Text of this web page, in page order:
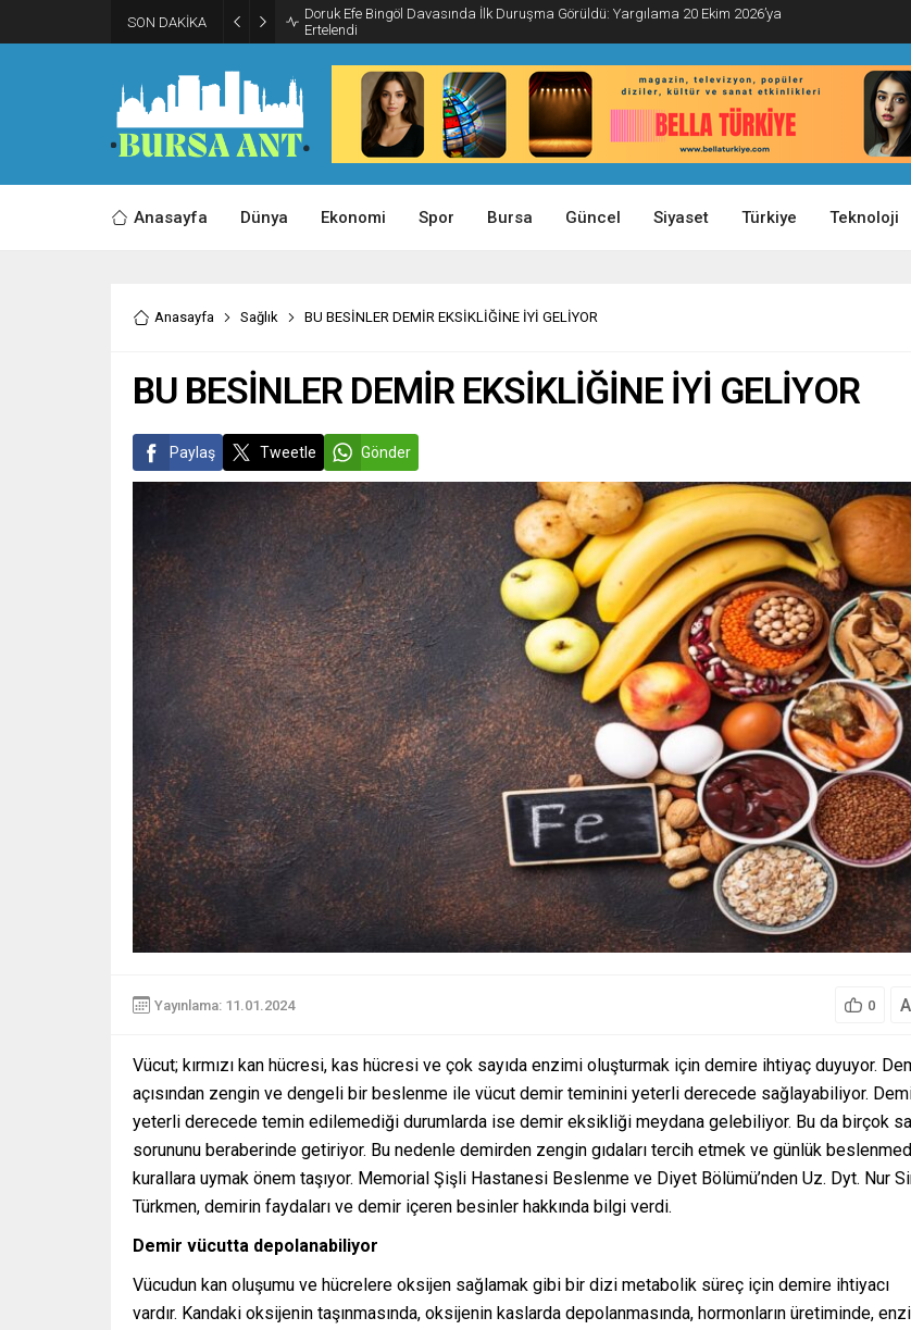
SON DAKİKA
Doruk Efe Bingöl Davasında İlk Duruşma Görüldü: Yargılama 20 Ekim 2026’ya
Ertelendi
Anasayfa Dünya Ekonomi Spor Bursa Güncel Siyaset Türkiye Teknoloji
Anasayfa Sağlık BU BESİNLER DEMİR EKSİKLİĞİNE İYİ GELİYOR
BU BESİNLER DEMİR EKSİKLİĞİNE İYİ GELİYOR
Paylaş Tweetle Gönder
Yayınlama: 11.01.2024 0 A
Vücut; kırmızı kan hücresi, kas hücresi ve çok sayıda enzimi oluşturmak için demire ihtiyaç duyuyor.
açısından zengin ve dengeli bir beslenme ile vücut demir teminini yeterli derecede sağlayabiliyor.
yeterli derecede temin edilemediği durumlarda ise demir eksikliği meydana gelebiliyor. Bu da birçok
sorununu beraberinde getiriyor. Bu nedenle demirden zengin gıdaları tercih etmek ve günlük
kurallara uymak önem taşıyor. Memorial Şişli Hastanesi Beslenme ve Diyet Bölümü’nden Uz. Dyt. Nur
Türkmen, demirin faydaları ve demir içeren besinler hakkında bilgi verdi.
Demir vücutta depolanabiliyor
Vücudun kan oluşumu ve hücrelere oksijen sağlamak gibi bir dizi metabolik süreç için demire ihtiyacı
vardır. Kandaki oksijenin taşınmasında, oksijenin kaslarda depolanmasında, hormonların üretiminde,
“Engellilik Bir Eksiklik
Adalet Meselesidir”